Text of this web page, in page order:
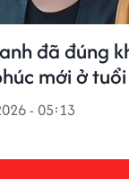
đã đúng
mới ở
- 05:13